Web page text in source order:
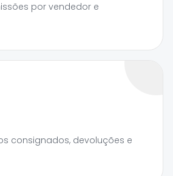
por vendedor e
consignados, devoluções e